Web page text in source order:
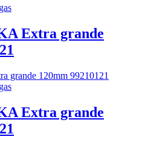
Extra grande
Extra grande